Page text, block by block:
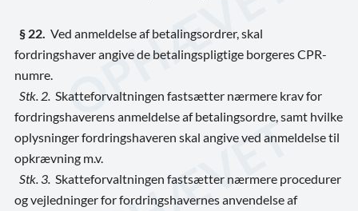
§ 22. Ved anmeldelse af betalingsordrer, skal
fordringshaver angive de betalingspligtige borgeres CPR-
numre.
Stk. 2. Skatteforvaltningen fastsætter nærmere krav for
fordringshaverens anmeldelse af betalingsordre, samt hvilke
oplysninger fordringshaveren skal angive ved anmeldelse til
opkrævning m.v.
Stk. 3. Skatteforvaltningen fastsætter nærmere procedurer
og vejledninger for fordringshavernes anvendelse af